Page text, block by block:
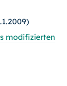
modifizierten